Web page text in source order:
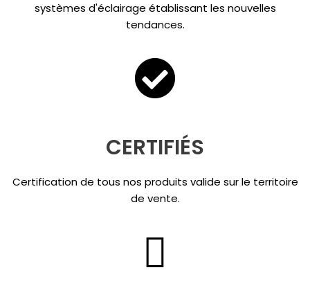
systèmes d'éclairage établissant les nouvelles
tendances.
CERTIFIÉS
Certification de tous nos produits valide sur le territoire
de vente.